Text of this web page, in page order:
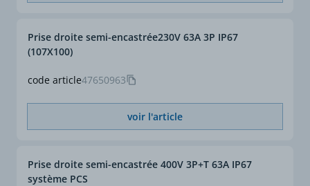
code article47650963
Prise droite semi-encastrée230V 63A 3P IP67
(107X100)
voir l'article
Prise droite semi-encastrée 400V 3P+T 63A IP67
système PCS